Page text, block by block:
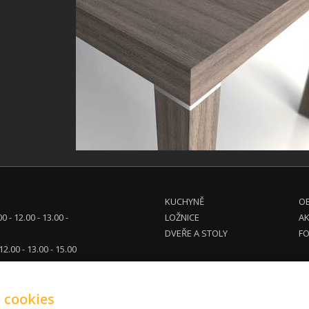
- 12.00 - 13.00 -
- 13.00 - 15.00
KUCHYNĚ
LOŽNICE
DVEŘE A STOLY